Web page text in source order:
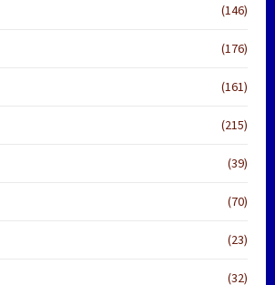
(146)
(176)
(161)
(215)
(39)
(70)
(23)
(32)